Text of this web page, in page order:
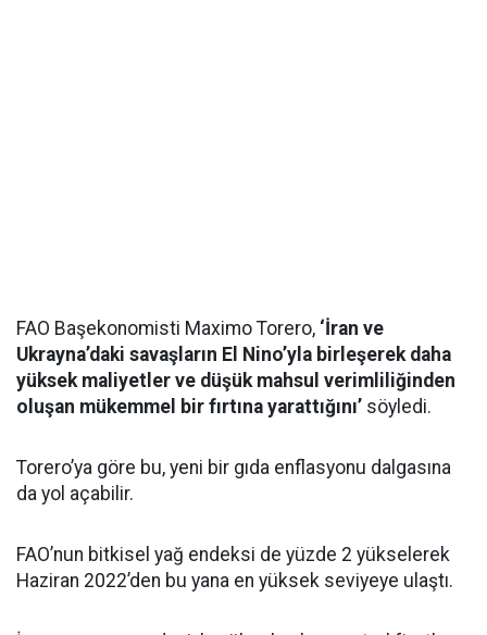
FAO Başekonomisti Maximo Torero, ‘İran ve
Ukrayna’daki savaşların El Nino’yla birleşerek daha
yüksek maliyetler ve düşük mahsul verimliliğinden
oluşan mükemmel bir fırtına yarattığını’ söyledi.
Torero’ya göre bu, yeni bir gıda enflasyonu dalgasına
da yol açabilir.
FAO’nun bitkisel yağ endeksi de yüzde 2 yükselerek
Haziran 2022’den bu yana en yüksek seviyeye ulaştı.